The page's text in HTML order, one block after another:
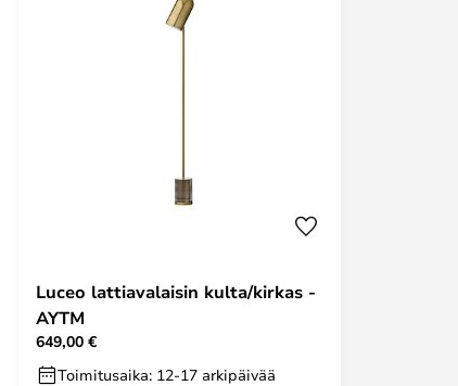
Luceo lattiavalaisin kulta/kirkas -
AYTM
649,00 €
Toimitusaika: 12-17 arkipäivää